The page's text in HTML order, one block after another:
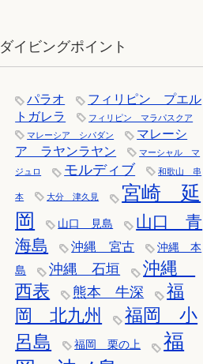
ダイビングポイント
パラオ
フィリピン プエル
トガレラ
フィリピン マラパスクア
マレーシア シパダン
マレーシ
ア ラヤンラヤン
マーシャル マ
ジュロ
モルディブ 和歌山 串
本 大分 津久見
宮崎 延
岡
山口 見島
山口 青
海島
沖縄 宮古
沖縄 本
島
沖縄 石垣
沖縄
西表
熊本 牛深
福
岡 北九州
福岡 小
呂島
福岡 栗の上
福